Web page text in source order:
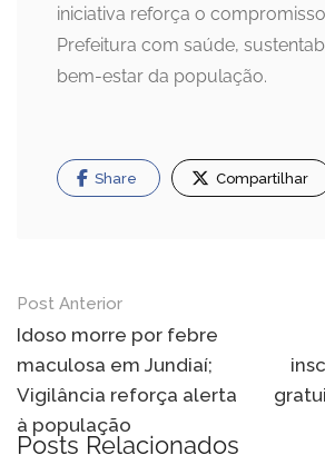
iniciativa reforça o
Prefeitura com saúde,
bem-estar da população.
Share Compartilhar
Navegação
de
Post
Post Anterior
Idoso morre por febre
maculosa em Jundiaí;
Vigilância reforça alerta
à população
Posts Relacionados